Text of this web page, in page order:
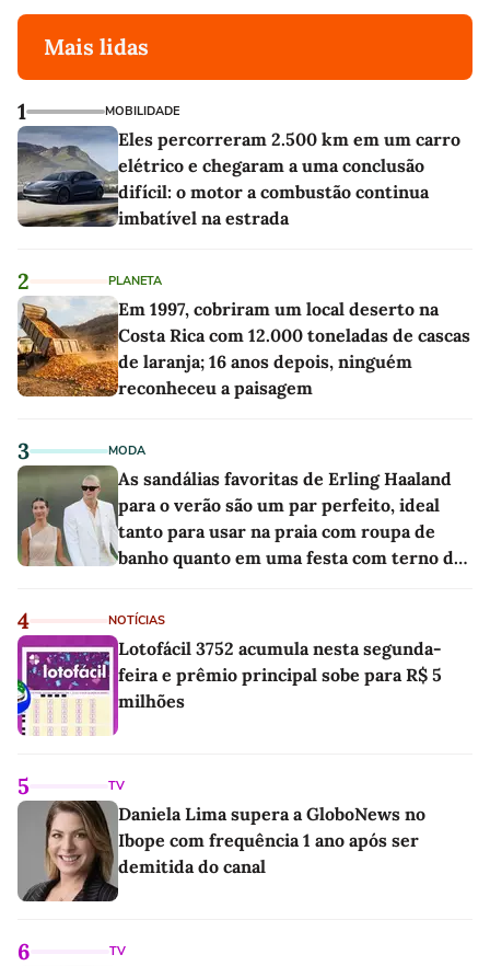
Mais lidas
1 MOBILIDADE
Eles percorreram 2.500 km em um carro
elétrico e chegaram a uma conclusão
difícil: o motor a combustão continua
imbatível na estrada
2 PLANETA
Em 1997, cobriram um local deserto na
Costa Rica com 12.000 toneladas de cascas
de laranja; 16 anos depois, ninguém
reconheceu a paisagem
3 MODA
As sandálias favoritas de Erling Haaland
para o verão são um par perfeito, ideal
tanto para usar na praia com roupa de
banho quanto em uma festa com terno de
4 NOTÍCIAS
Lotofácil 3752 acumula nesta segunda-
feira e prêmio principal sobe para R$ 5
milhões
5 TV
Daniela Lima supera a GloboNews no
Ibope com frequência 1 ano após ser
demitida do canal
6 TV